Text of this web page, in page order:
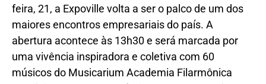
feira, 21, a Expoville volta a ser o palco de um dos
maiores encontros empresariais do país. A
abertura acontece às 13h30 e será marcada por
uma vivência inspiradora e coletiva com 60
músicos do Musicarium Academia Filarmônica